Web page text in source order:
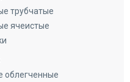
трубчатые
ячеистые
облегченные